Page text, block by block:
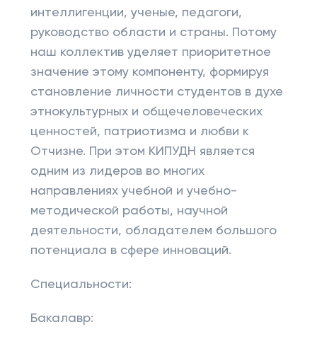
интеллигенции, ученые, педагоги,
руководство области и страны. Потому
наш коллектив уделяет приоритетное
значение этому компоненту, формируя
становление личности студентов в духе
этнокультурных и общечеловеческих
ценностей, патриотизма и любви к
Отчизне. При этом КИПУДН является
одним из лидеров во многих
направлениях учебной и учебно-
методической работы, научной
деятельности, обладателем большого
потенциала в сфере инноваций.
Специальности:
Бакалавр: